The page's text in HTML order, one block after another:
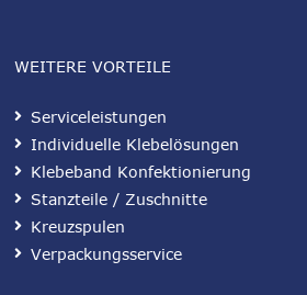
WEITERE VORTEILE
Serviceleistungen
Individuelle Klebelösungen
Klebeband Konfektionierung
Stanzteile / Zuschnitte
Kreuzspulen
Verpackungsservice